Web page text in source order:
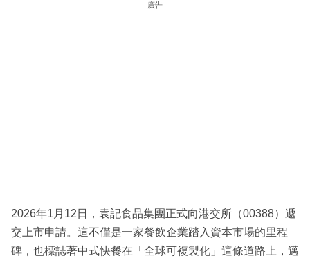
閱
專
區
廣告
2026年1月12日，袁記食品集團正式向港交所（00388）遞
交上市申請。這不僅是一家餐飲企業踏入資本市場的里程
碑，也標誌著中式快餐在「全球可複製化」這條道路上，邁